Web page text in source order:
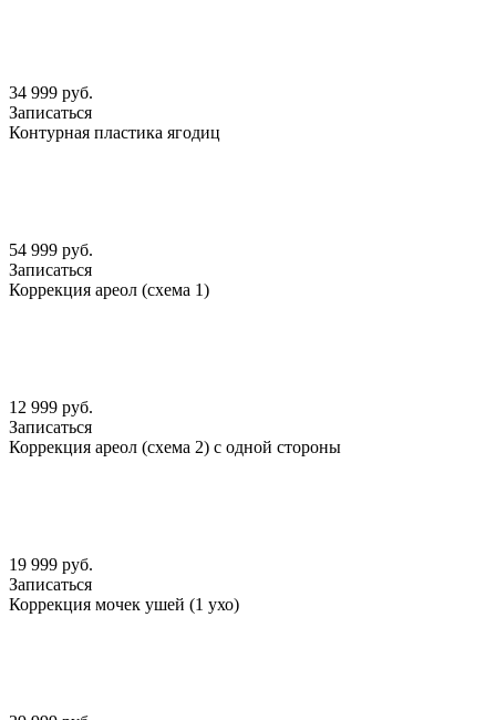
34 999 руб.
Записаться
Контурная пластика ягодиц
54 999 руб.
Записаться
Коррекция ареол (схема 1)
12 999 руб.
Записаться
Коррекция ареол (схема 2) с одной стороны
19 999 руб.
Записаться
Коррекция мочек ушей (1 ухо)